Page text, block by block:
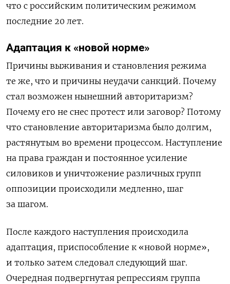
что с российским политическим режимом
последние 20 лет.
Адаптация к «новой норме»
Причины выживания и становления режима
те же, что и причины неудачи санкций. Почему
стал возможен нынешний авторитаризм?
Почему его не снес протест или заговор? Потому
что становление авторитаризма было долгим,
растянутым во времени процессом. Наступление
на права граждан и постоянное усиление
силовиков и уничтожение различных групп
оппозиции происходили медленно, шаг
за шагом.
После каждого наступления происходила
адаптация, приспособление к «новой норме»,
и только затем следовал следующий шаг.
Очередная подвергнутая репрессиям группа